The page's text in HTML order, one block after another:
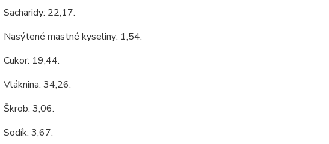
Sacharidy: 22,17.
Nasýtené mastné kyseliny: 1,54.
Cukor: 19,44.
Vláknina: 34,26.
Škrob: 3,06.
Sodík: 3,67.